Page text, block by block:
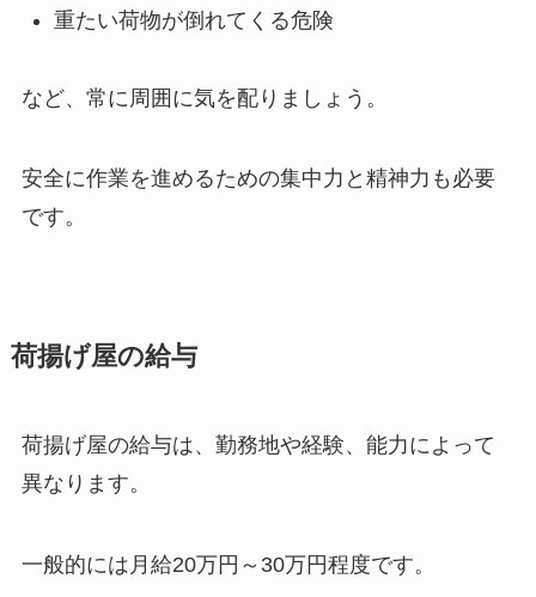
重たい荷物が倒れてくる危険
など、常に周囲に気を配りましょう。
安全に作業を進めるための集中力と精神力も必要
です。
荷揚げ屋の給与
荷揚げ屋の給与は、勤務地や経験、能力によって
異なります。
一般的には月給20万円～30万円程度です。